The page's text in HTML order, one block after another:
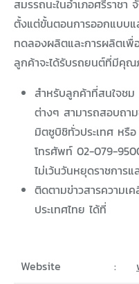
สมรรถนะในอำเภอศรีราช
ตั้งแต่ขั้นตอนการออกแบบ
ทดลองผลิตและการผลิตเพื่
ลูกค้าจะได้รับรถยนต์ที่มีคุ
สำหรับลูกค้าที่สนใจช
ต่างๆ สามารถสอบถา
มิตซูบิชิทั่วประเทศ หรื
โทรศัพท์ 02-079-
ไม่เว้นวันหยุดราชการ
ติดตามข่าวสารความเ
ประเทศไทย ได้ที่
Website :